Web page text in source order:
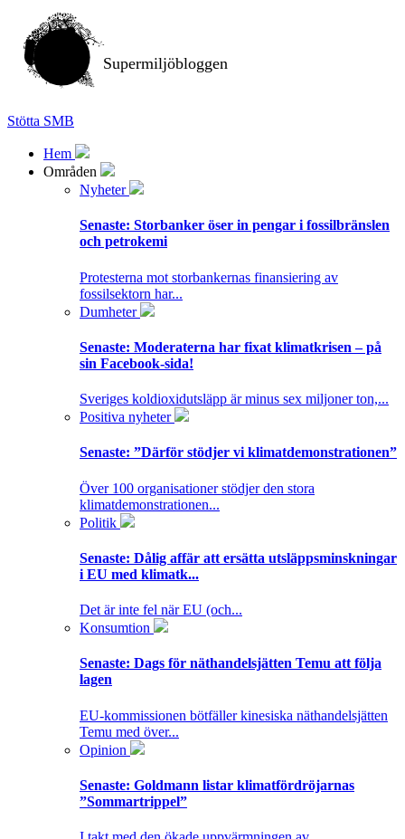
Supermiljöbloggen
Stötta SMB
Hem
Områden
Nyheter
Senaste: Storbanker öser in pengar i fossilbränslen
och petrokemi
Protesterna mot storbankernas finansiering av
fossilsektorn har...
Dumheter
Senaste: Moderaterna har fixat klimatkrisen – på
sin Facebook-sida!
Sveriges koldioxidutsläpp är minus sex miljoner ton,...
Positiva nyheter
Senaste: ”Därför stödjer vi klimatdemonstrationen”
Över 100 organisationer stödjer den stora
klimatdemonstrationen...
Politik
Senaste: Dålig affär att ersätta utsläppsminskningar
i EU med klimatk...
Det är inte fel när EU (och...
Konsumtion
Senaste: Dags för näthandelsjätten Temu att följa
lagen
EU-kommissionen bötfäller kinesiska näthandelsjätten
Temu med över...
Opinion
Senaste: Goldmann listar klimatfördröjarnas
”Sommartrippel”